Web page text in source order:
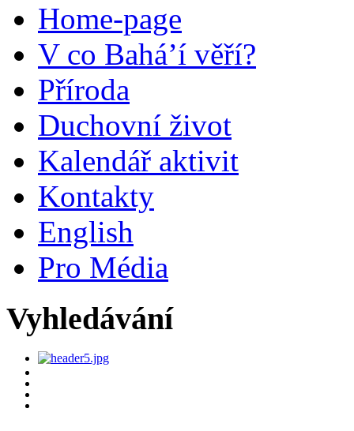
Home-page
V co Bahá’í věří?
Příroda
Duchovní život
Kalendář aktivit
Kontakty
English
Pro Média
Vyhledávání